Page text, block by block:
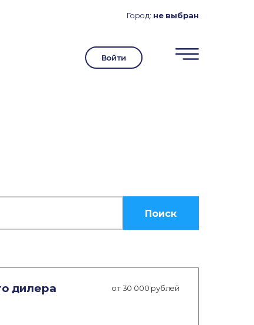
Город: не выбран
Войти
Поиск
дилера
от 30 000 рублей